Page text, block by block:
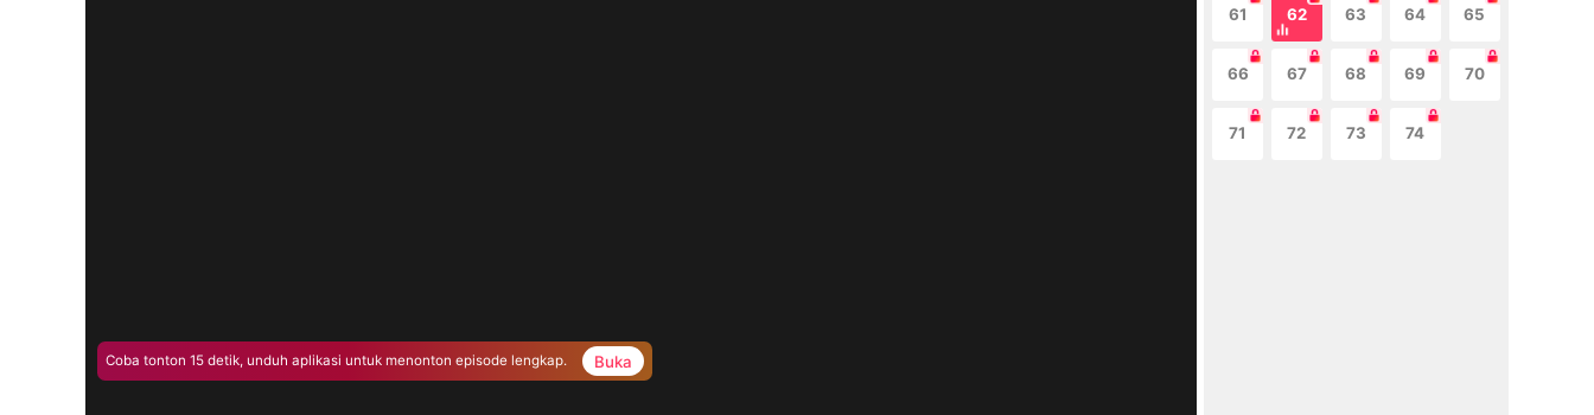
Coba tonton 15 detik, unduh aplikasi untuk menonton episode lengkap. Buka
61 62 63 64 65
66 67 68 69 70
71 72 73 74